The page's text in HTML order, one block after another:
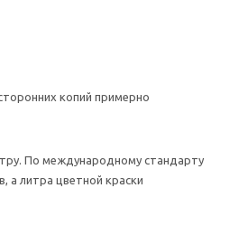
копий примерно
По международному стандарту
а литра цветной краски